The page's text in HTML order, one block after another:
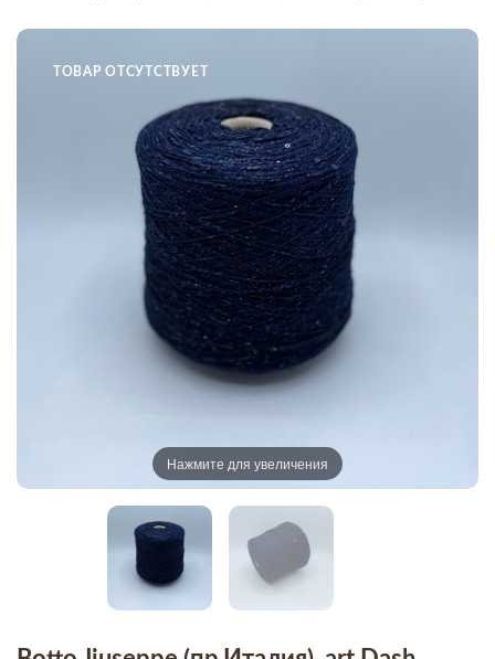
ТОВАР ОТСУТСТВУЕТ
Нажмите для увеличения